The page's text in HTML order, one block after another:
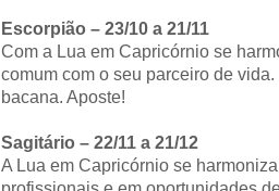
Escorpião – 23/10 a 21/11
Com a Lua em Capricórnio se
comum com o seu parceiro de
bacana. Aposte!
Sagitário – 22/11 a 21/12
A Lua em Capricórnio se